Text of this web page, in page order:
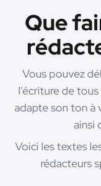
Que
Vous pouvez
l'écriture de
adapte son ton à
ainsi
Voici les textes
rédacteurs